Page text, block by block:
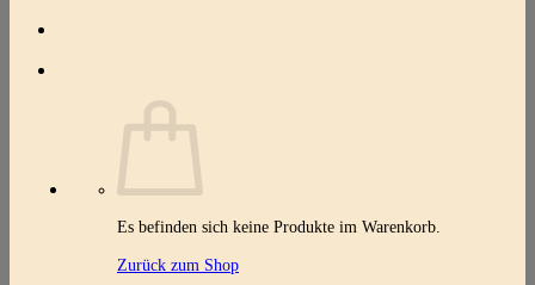
Es befinden sich keine Produkte im Warenkorb.
Zurück zum Shop